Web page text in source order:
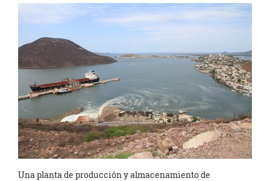
Una planta de producción y almacenamiento de